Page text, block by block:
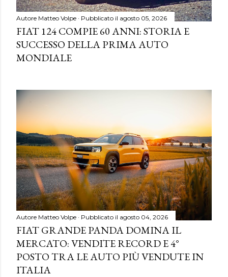
Autore Matteo Volpe Pubblicato il agosto 05, 2026
FIAT 124 COMPIE 60 ANNI: STORIA E
SUCCESSO DELLA PRIMA AUTO
MONDIALE
Autore Matteo Volpe Pubblicato il agosto 04, 2026
FIAT GRANDE PANDA DOMINA IL
MERCATO: VENDITE RECORD E 4°
POSTO TRA LE AUTO PIÙ VENDUTE IN
ITALIA